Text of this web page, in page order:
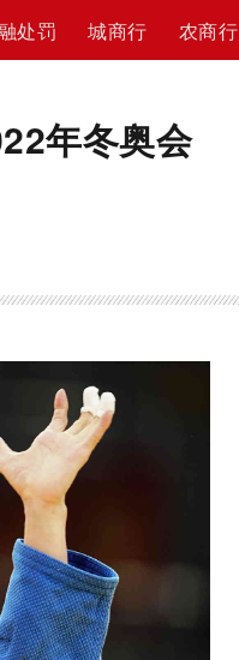
处罚 城商行 农商行
年冬奥会